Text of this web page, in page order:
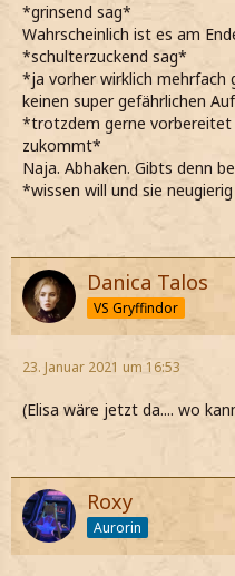
*grinsend sag*
Wahrscheinlich ist es am
*schulterzuckend sag*
*ja vorher wirklich mehrfach
keinen super gefährlichen
*trotzdem gerne vorbereitet
zukommt*
Naja. Abhaken. Gibts denn
*wissen will und sie
Danica Talos
VS Gryffindor
23. Januar 2021 um 16:53
(Elisa wäre jetzt da.... wo
Roxy
Aurorin